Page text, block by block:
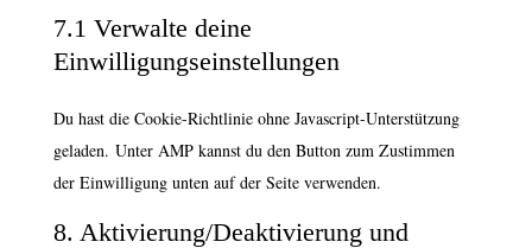
7.1 Verwalte deine
Einwilligungseinstellungen
Du hast die Cookie-Richtlinie ohne Javascript-Unterstützung
geladen. Unter AMP kannst du den Button zum Zustimmen
der Einwilligung unten auf der Seite verwenden.
8. Aktivierung/Deaktivierung und